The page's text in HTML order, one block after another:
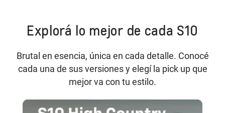
Explorá lo mejor de cada S10
Brutal en esencia, única en cada detalle. Conocé
cada una de sus versiones y elegí la pick up que
mejor va con tu estilo.